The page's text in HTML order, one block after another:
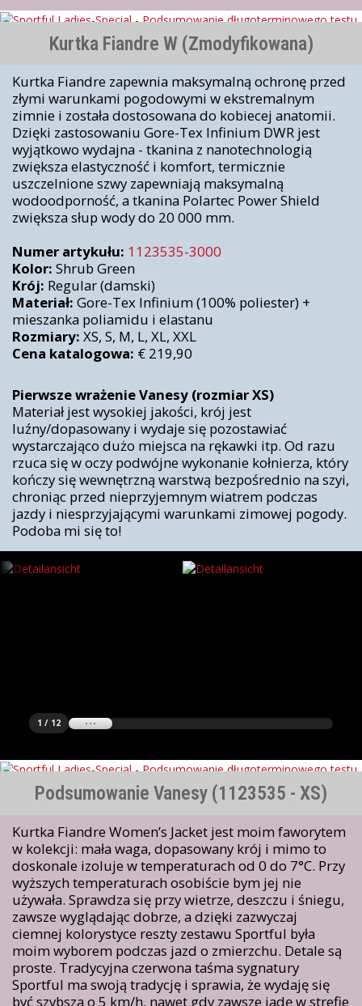
Kurtka Fiandre W (Zmodyfikowana)
Kurtka Fiandre zapewnia maksymalną ochronę przed
złymi warunkami pogodowymi w ekstremalnym
zimnie i została dostosowana do kobiecej anatomii.
Dzięki zastosowaniu Gore-Tex Infinium DWR jest
wyjątkowo wydajna - tkanina z nanotechnologią
zwiększa elastyczność i komfort, termicznie
uszczelnione szwy zapewniają maksymalną
wodoodporność, a tkanina Polartec Power Shield
zwiększa słup wody do 20 000 mm.
Numer artykułu: 1123535-3000
Kolor: Shrub Green
Krój: Regular (damski)
Materiał: Gore-Tex Infinium (100% poliester) +
mieszanka poliamidu i elastanu
Rozmiary: XS, S, M, L, XL, XXL
Cena katalogowa: € 219,90
Pierwsze wrażenie Vanesy (rozmiar XS)
Materiał jest wysokiej jakości, krój jest
luźny/dopasowany i wydaje się pozostawiać
wystarczająco dużo miejsca na rękawki itp. Od razu
rzuca się w oczy podwójne wykonanie kołnierza, który
kończy się wewnętrzną warstwą bezpośrednio na szyi,
chroniąc przed nieprzyjemnym wiatrem podczas
jazdy i niesprzyjającymi warunkami zimowej pogody.
Podoba mi się to!
1 / 12
Podsumowanie Vanesy (1123535 - XS)
Kurtka Fiandre Women’s Jacket jest moim faworytem
w kolekcji: mała waga, dopasowany krój i mimo to
doskonale izoluje w temperaturach od 0 do 7°C. Przy
wyższych temperaturach osobiście bym jej nie
używała. Sprawdza się przy wietrze, deszczu i śniegu,
zawsze wyglądając dobrze, a dzięki zazwyczaj
ciemnej kolorystyce reszty zestawu Sportful była
moim wyborem podczas jazd o zmierzchu. Detale są
proste. Tradycyjna czerwona taśma sygnatury
Sportful ma swoją tradycję i sprawia, że wydaję się
być szybsza o 5 km/h, nawet gdy zawsze jadę w strefie